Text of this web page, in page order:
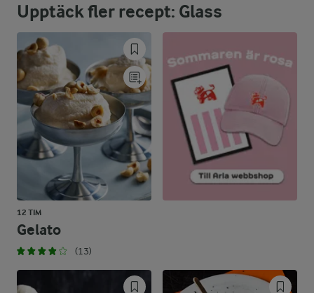
Fett:
39,4 %
17 g
Kolhydrater:
53,5 %
50,1 g
Upptäck fler recept: Glass
12 TIM
Gelato
(13)